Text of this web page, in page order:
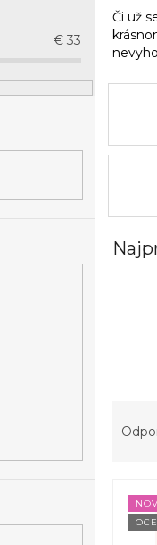
€ 33
Či už